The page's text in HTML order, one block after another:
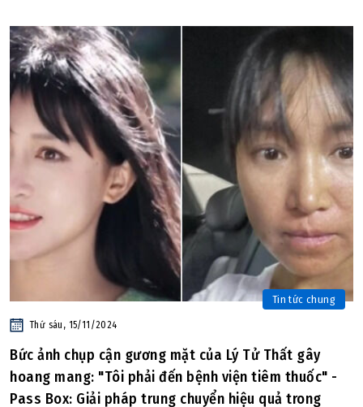
Tin tức chung
Thứ sáu, 15/11/2024
Bức ảnh chụp cận gương mặt của Lý Tử Thất gây
hoang mang: "Tôi phải đến bệnh viện tiêm thuốc" -
Pass Box: Giải pháp trung chuyển hiệu quả trong